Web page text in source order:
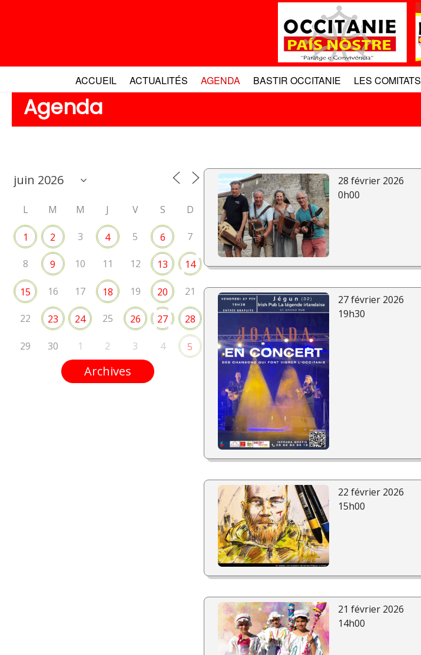
ACCUEIL ACTUALITÉS AGENDA BASTIR OCCITANIE LES COMITATS
Agenda
L M M J V S D
1 2 3 4 5 6 7
8 9 10 11 12 13 14
15 16 17 18 19 20 21
22 23 24 25 26 27 28
29 30 1 2 3 4 5
Archives
28 février 2026
0h00
27 février 2026
19h30
22 février 2026
15h00
21 février 2026
14h00